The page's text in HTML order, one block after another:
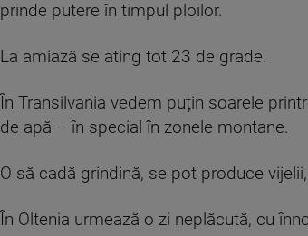
prinde putere în timpul ploilor.
La amiază se ating tot 23 de grade.
În Transilvania vedem puțin soarele
de apă – în special în zonele montane.
O să cadă grindină, se pot produce
În Oltenia urmează o zi neplăcută, cu